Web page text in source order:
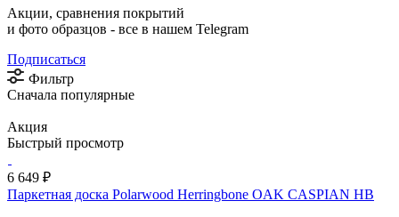
Акции, сравнения покрытий
и фото образцов - все в нашем Telegram
Подписаться
Фильтр
Сначала популярные
Акция
Быстрый просмотр
6 649 ₽
Паркетная доска Polarwood Herringbone OAK CASPIAN HB